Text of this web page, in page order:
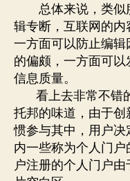
总体来说，类似
辑专断，互联网的
一方面可以防止编
的偏颇，一方面可
信息质量。
看上去非常不错
托邦的味道，由于
惯参与其中，用户
内一些称为个人门
户注册的个人门户